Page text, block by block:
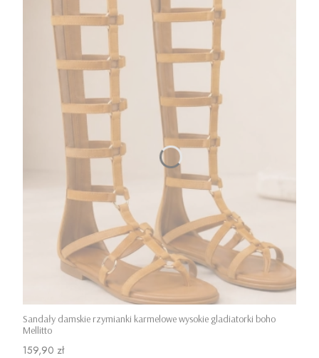
Sandały damskie rzymianki karmelowe wysokie gladiatorki boho
Mellitto
Cena
159,90 zł